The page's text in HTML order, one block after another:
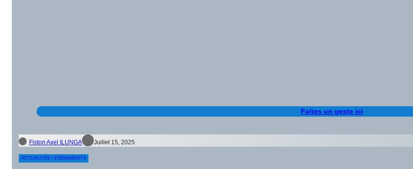
Faites un geste ici
Fiston Axel ILUNGA Juillet 15, 2025
ACTUALITÉS / EVÉNEMENTS